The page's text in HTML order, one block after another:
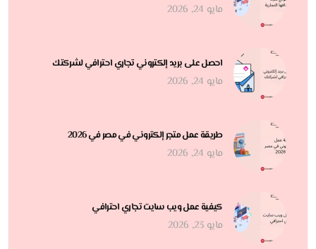
مايو 24, 2026
احصل على بريد إلكتروني تجاري احترافي لشركتك
مايو 24, 2026
طريقة عمل متجر إلكتروني في مصر في 2026
مايو 24, 2026
كيفية عمل ويب سايت تجاري احترافي
مايو 23, 2026